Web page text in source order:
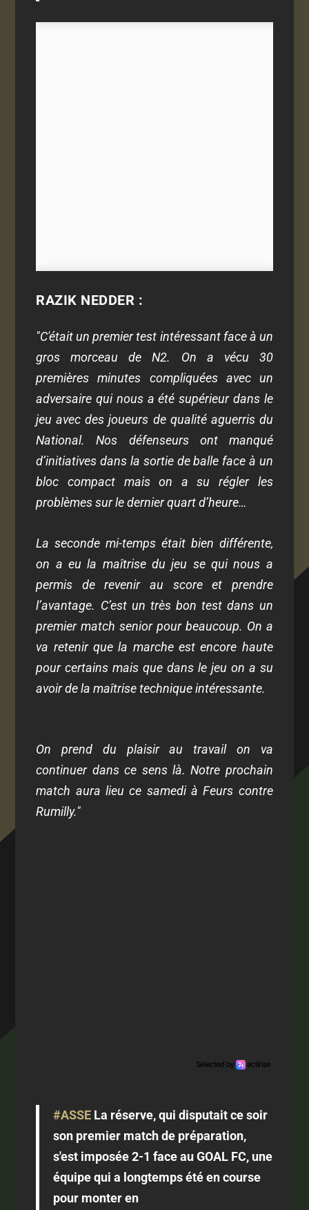
RAZIK NEDDER :
"C'était un premier test intéressant face à un
gros morceau de N2. On a vécu 30
premières minutes compliquées avec un
adversaire qui nous a été supérieur dans le
jeu avec des joueurs de qualité aguerris du
National. Nos défenseurs ont manqué
d’initiatives dans la sortie de balle face à un
bloc compact mais on a su régler les
problèmes sur le dernier quart d’heure…
La seconde mi-temps était bien différente,
on a eu la maîtrise du jeu se qui nous a
permis de revenir au score et prendre
l’avantage. C’est un très bon test dans un
premier match senior pour beaucoup. On a
va retenir que la marche est encore haute
pour certains mais que dans le jeu on a su
avoir de la maîtrise technique intéressante.
On prend du plaisir au travail on va
continuer dans ce sens là. Notre prochain
match aura lieu ce samedi à Feurs contre
Rumilly."
#ASSE La réserve, qui disputait ce soir
son premier match de préparation,
s'est imposée 2-1 face au GOAL FC, une
équipe qui a longtemps été en course
pour monter en